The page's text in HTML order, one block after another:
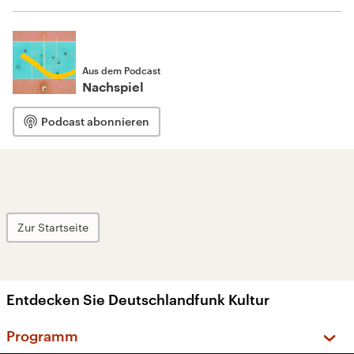
Aus dem Podcast
Nachspiel
Podcast abonnieren
Zur Startseite
Entdecken Sie Deutschlandfunk Kultur
Programm